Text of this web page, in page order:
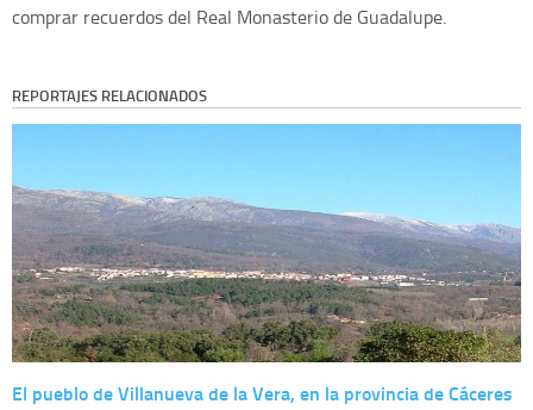
comprar recuerdos del Real Monasterio de Guadalupe.
REPORTAJES RELACIONADOS
El pueblo de Villanueva de la Vera, en la provincia de Cáceres